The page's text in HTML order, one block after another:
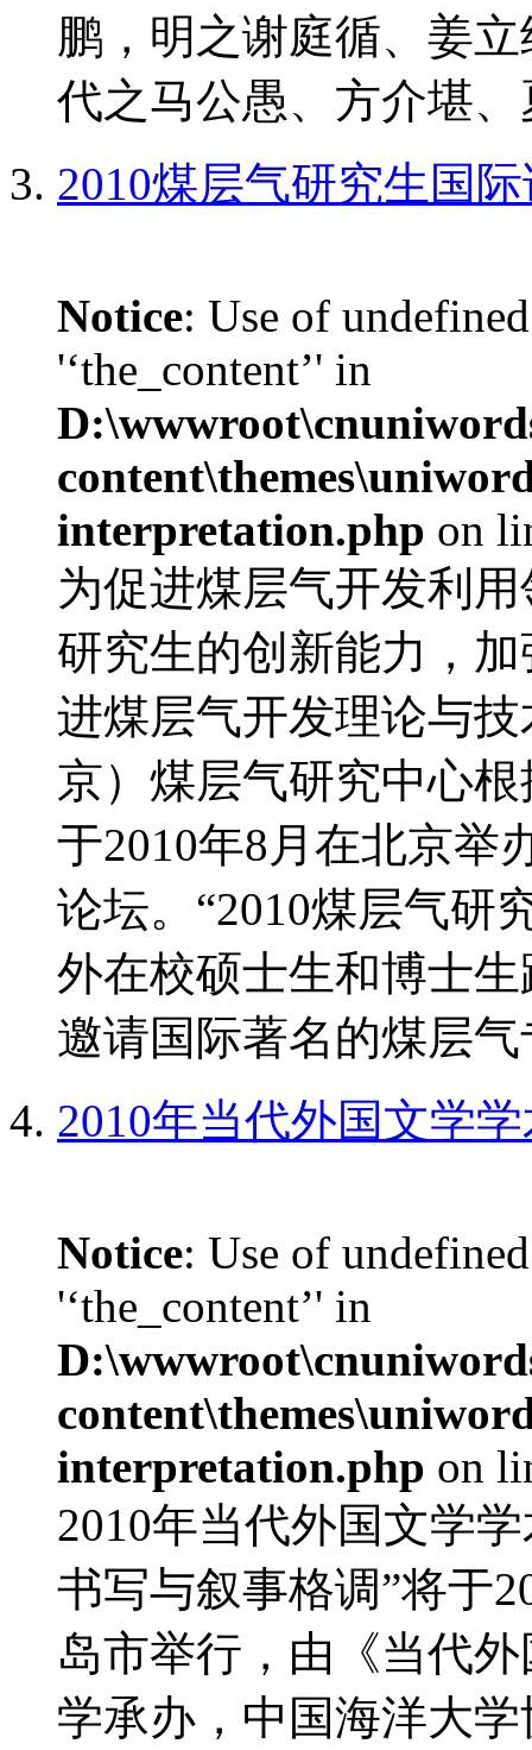
鹏，明之谢庭循、姜
代之马公愚、方介堪
2010煤层气研究生国
Notice: Use of
'‘the_content’' in
interpretation.php on
为促进煤层气开发利
研究生的创新能力，
进煤层气开发理论与
京）煤层气研究中心
于2010年8月在北京举
论坛。“2010煤层气研
外在校硕士生和博士
邀请国际著名的煤层
2010年当代外国文学
Notice: Use of
'‘the_content’' in
interpretation.php on
2010年当代外国文学
书写与叙事格调”将于
岛市举行，由《当代
学承办，中国海洋大